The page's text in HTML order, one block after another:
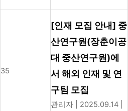
35
[인재 모집 안내] 중
산연구원(장춘이공
대 중산연구원)에
서 해외 인재 및 연
구팀 모집
관리자 2025.09.14